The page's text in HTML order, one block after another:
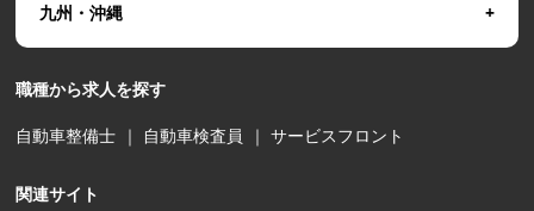
九州・沖縄
職種から求人を探す
自動車整備士 ｜ 自動車検査員 ｜サービスフロント
関連サイト